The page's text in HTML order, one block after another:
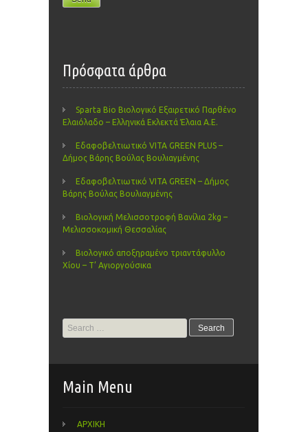
Πρόσφατα άρθρα
Sparta Bio Βιολογικό Εξαιρετικό Παρθένο
Ελαιόλαδο – Ελληνικά Εκλεκτά Έλαια Α.Ε.
Εδαφοβελτιωτικό VITA GREEN PLUS –
Δήμος Βάρης Βούλας Βουλιαγμένης
Εδαφοβελτιωτικό VITA GREEN – Δήμος
Βάρης Βούλας Βουλιαγμένης
Βιολογική Μελισσοτροφή Βανίλια 2kg –
Μελισσοκομική Θεσσαλίας
Βιολογικό αποξηραμένο τριαντάφυλλο
Χίου – Τ’ Αγιοργούσικα
Search
for:
Main Menu
ΑΡΧΙΚΗ